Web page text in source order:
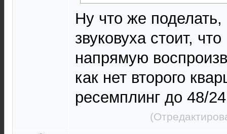
Ну что же поделать,
звуковуха стоит,
напрямую
как нет второго
ресемплинг до 48/24